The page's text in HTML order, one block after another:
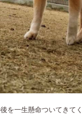
を一生懸命ついてきて